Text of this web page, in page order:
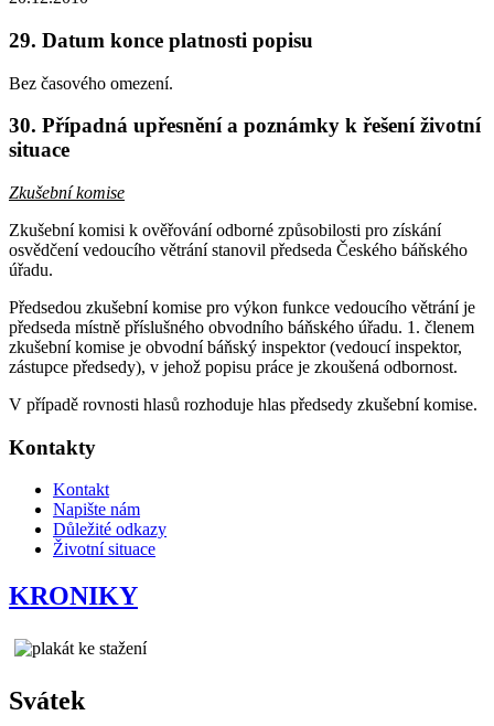
29. Datum konce platnosti popisu
Bez časového omezení.
30. Případná upřesnění a poznámky k řešení životní
situace
Zkušební komise
Zkušební komisi k ověřování odborné způsobilosti pro získání
osvědčení vedoucího větrání stanovil předseda Českého báňského
úřadu.
Předsedou zkušební komise pro výkon funkce vedoucího větrání je
předseda místně příslušného obvodního báňského úřadu. 1. členem
zkušební komise je obvodní báňský inspektor (vedoucí inspektor,
zástupce předsedy), v jehož popisu práce je zkoušená odbornost.
V případě rovnosti hlasů rozhoduje hlas předsedy zkušební komise.
Kontakty
Kontakt
Napište nám
Důležité odkazy
Životní situace
KRONIKY
Svátek